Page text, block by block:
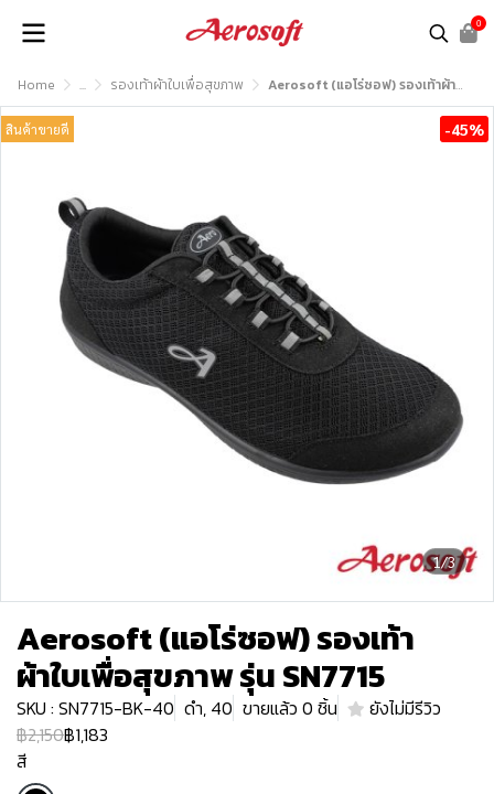
0
Home ... รองเท้าผ้าใบเพื่อสุขภาพ Aerosoft (แอโร่ซอฟ) รองเท้าผ้าใบเพื่อสุขภาพ รุ่น SN7715
1/3
สินค้าขายดี -45%
Aerosoft (แอโร่ซอฟ) รองเท้า
ผ้าใบเพื่อสุขภาพ รุ่น SN7715
SKU : SN7715-BK-40 ดำ, 40 ขายแล้ว 0 ชิ้น
ยังไม่มีรีวิว
฿2,150฿1,183
สี